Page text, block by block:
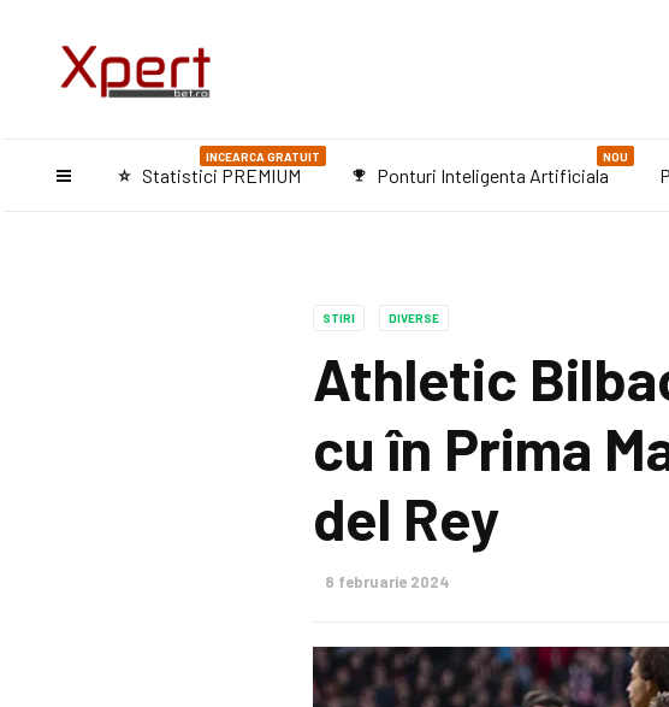
star_purple500 Statistici PREMIUM
INCEARCA GRATUIT
emoji_events Ponturi Inteligenta Artificiala
NOU
STIRI DIVERSE
Athletic
cu în Prima
del Rey
8 februarie 2024